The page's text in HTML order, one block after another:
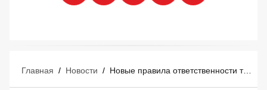
Главная / Новости / Новые правила ответственности туроператоров и турагентов: что изменится